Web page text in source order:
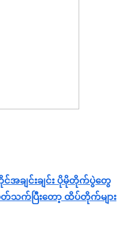
အချင်းချင်း ပိုမိုတိုက်ပွဲတွေ
ပတ်သက်ပြီးတော့ ထိပ်တိုက်များ